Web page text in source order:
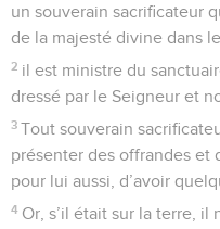
un souverain sacrificateur
de la majesté divine dans
2 il est ministre du
dressé par le Seigneur et
3 Tout souverain
présenter des offrandes et
pour lui aussi, d’avoir
4 Or, s’il était sur la terre, il